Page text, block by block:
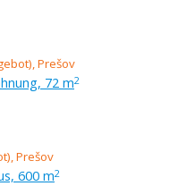
72 m2
600 m2